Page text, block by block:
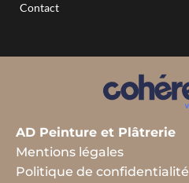
Contact
AD Peinture et Plâtrerie
Mentions légales
Politique de confidentialité